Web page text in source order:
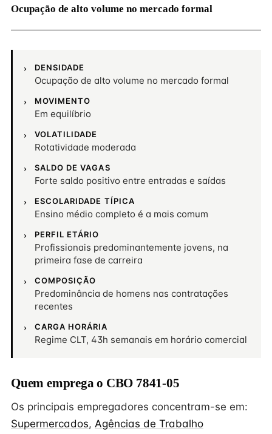
Ocupação de alto volume no mercado formal
DENSIDADE
Ocupação de alto volume no mercado formal
MOVIMENTO
Em equilíbrio
VOLATILIDADE
Rotatividade moderada
SALDO DE VAGAS
Forte saldo positivo entre entradas e saídas
ESCOLARIDADE TÍPICA
Ensino médio completo é a mais comum
PERFIL ETÁRIO
Profissionais predominantemente jovens, na
primeira fase de carreira
COMPOSIÇÃO
Predominância de homens nas contratações
recentes
CARGA HORÁRIA
Regime CLT, 43h semanais em horário comercial
Quem emprega o CBO 7841-05
Os principais empregadores concentram-se em:
Supermercados, Agências de Trabalho